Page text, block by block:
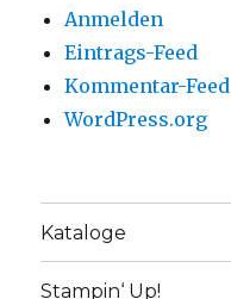
Anmelden
Eintrags-Feed
Kommentar-Feed
WordPress.org
Kataloge
Stampin‘ Up!